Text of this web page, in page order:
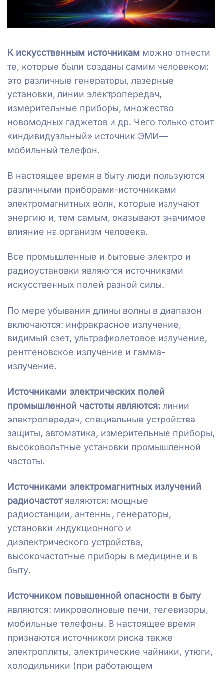
К искусственным источникам можно отнести
те, которые были созданы самим человеком:
это различные генераторы, лазерные
установки, линии электропередач,
измерительные приборы, множество
новомодных гаджетов и др. Чего только стоит
«индивидуальный» источник ЭМИ—
мобильный телефон.
В настоящее время в быту люди пользуются
различными приборами-источниками
электромагнитных волн, которые излучают
энергию и, тем самым, оказывают значимое
влияние на организм человека.
Все промышленные и бытовые электро и
радиоустановки являются источниками
искусственных полей разной силы.
По мере убывания длины волны в диапазон
включаются: инфракрасное излучение,
видимый свет, ультрафиолетовое излучение,
рентгеновское излучение и гамма-
излучение.
Источниками электрических полей
промышленной частоты являются: линии
электропередач, специальные устройства
защиты, автоматика, измерительные приборы,
высоковольтные установки промышленной
частоты.
Источниками электромагнитных излучений
радиочастотявляются: мощные
радиостанции, антенны, генераторы,
установки индукционного и
диэлектрического устройства,
высокочастотные приборы в медицине и в
быту.
Источником повышенной опасности в быту
являются: микроволновые печи, телевизоры,
мобильные телефоны. В настоящее время
признаются источником риска также
электроплиты, электрические чайники, утюги,
холодильники (при работающем